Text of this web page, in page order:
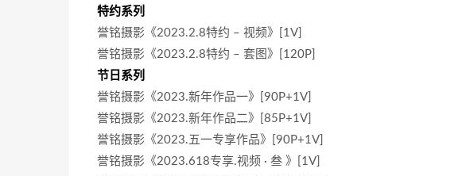
特约系列
誉铭摄影《2023.2.8特约 – 视频》[1V]
誉铭摄影《2023.2.8特约 – 套图》[120P]
节日系列
誉铭摄影《2023.新年作品一》[90P+1V]
誉铭摄影《2023.新年作品二》[85P+1V]
誉铭摄影《2023.五一专享作品》[90P+1V]
誉铭摄影《2023.618专享.视频 · 叁 》[1V]